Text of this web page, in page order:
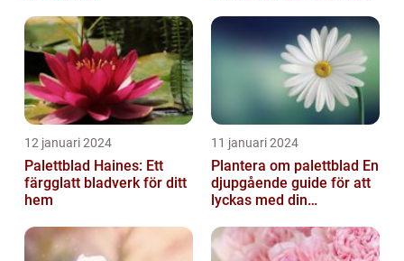
12 januari 2024
Palettblad Haines: Ett
färgglatt bladverk för ditt
hem
11 januari 2024
Plantera om palettblad En
djupgående guide för att
lyckas med din